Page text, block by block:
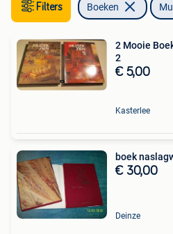
Filters Boeken
2 Mooie
2
€ 5,00
Kasterlee
boek
€ 30,00
Deinze